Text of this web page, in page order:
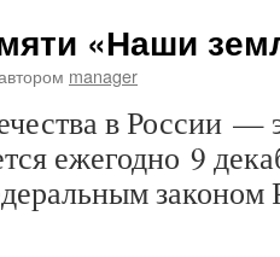
«Наши
manager
в России —
ежегодно 9
законом